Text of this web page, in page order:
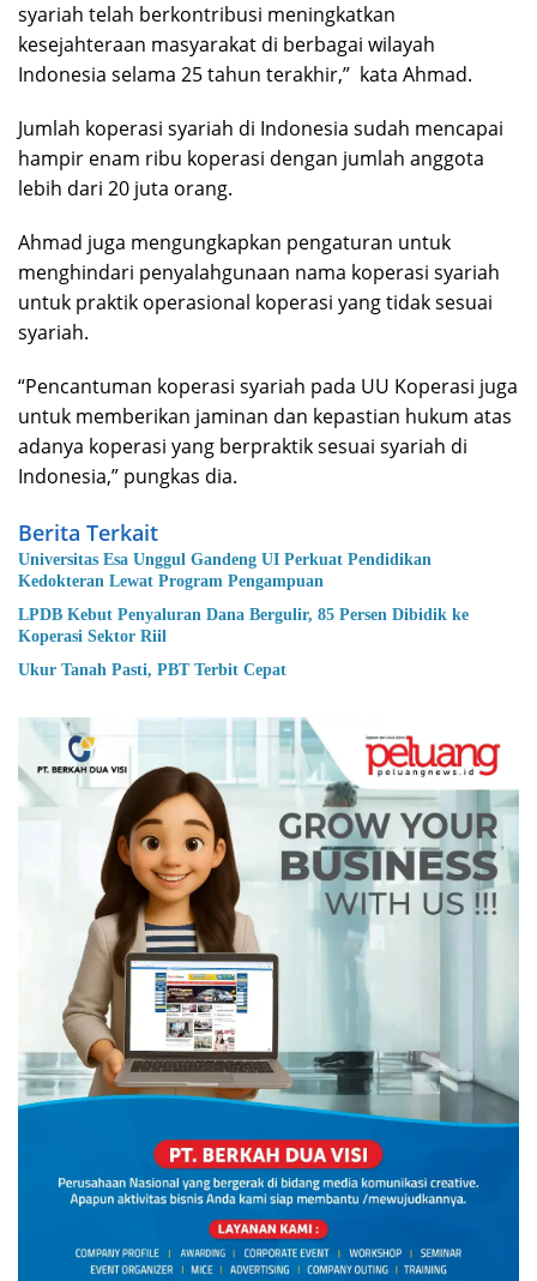
syariah telah berkontribusi meningkatkan
kesejahteraan masyarakat di berbagai wilayah
Indonesia selama 25 tahun terakhir,” kata Ahmad.
Jumlah koperasi syariah di Indonesia sudah mencapai
hampir enam ribu koperasi dengan jumlah anggota
lebih dari 20 juta orang.
Ahmad juga mengungkapkan pengaturan untuk
menghindari penyalahgunaan nama koperasi syariah
untuk praktik operasional koperasi yang tidak sesuai
syariah.
“Pencantuman koperasi syariah pada UU Koperasi juga
untuk memberikan jaminan dan kepastian hukum atas
adanya koperasi yang berpraktik sesuai syariah di
Indonesia,” pungkas dia.
Berita Terkait
Universitas Esa Unggul Gandeng UI Perkuat Pendidikan
Kedokteran Lewat Program Pengampuan
LPDB Kebut Penyaluran Dana Bergulir, 85 Persen Dibidik ke
Koperasi Sektor Riil
Ukur Tanah Pasti, PBT Terbit Cepat